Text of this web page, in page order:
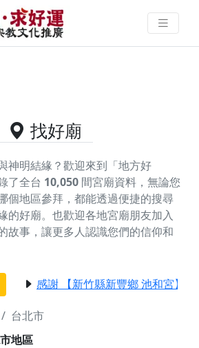
天上聖母/媽祖的好廟
求好運 找到與您有緣
找好廟
神明結緣？歡迎來到「地方好
了全台 10,050 間宮廟資料，無論您
個地區參拜，都能透過便捷的搜尋
好廟。 也歡迎各地宮廟朋友加入
故事，讓更多人認識您們的信仰和
感謝 【新竹縣新豐鄉 池和宮】 贊
台北市
地區